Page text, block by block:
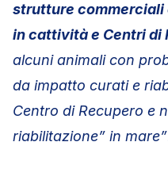
strutture commerciali
in cattività e Centri di
alcuni animali con
da impatto curati e
Centro di Recupero e
riabilitazione” in mare”